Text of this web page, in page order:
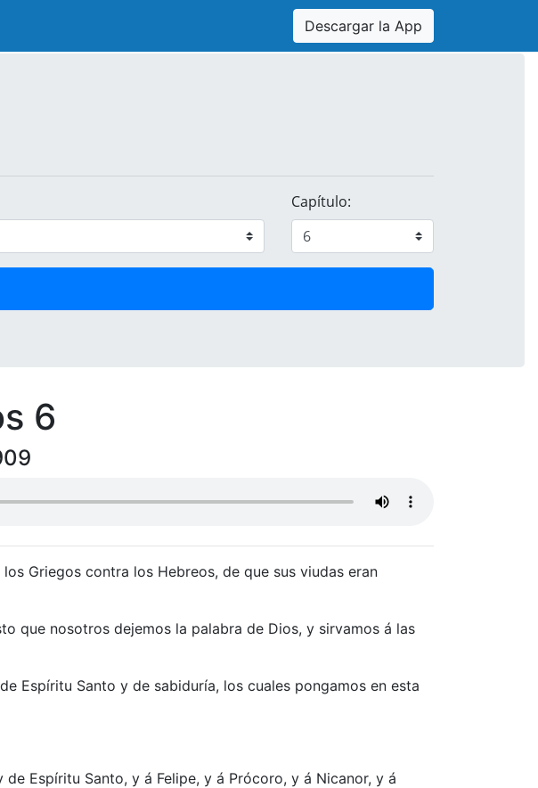
Descargar la App
Capítulo:
6
Griegos contra los Hebreos, de que sus viudas eran
que nosotros dejemos la palabra de Dios, y sirvamos á las
Espíritu Santo y de sabiduría, los cuales pongamos en esta
Espíritu Santo, y á Felipe, y á Prócoro, y á Nicanor, y á